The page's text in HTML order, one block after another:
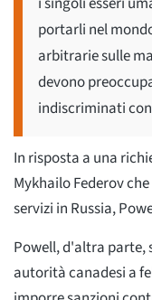
portarli nel
arbitrarie sulle
devono
indiscriminati
In risposta a una
Mykhailo Federov
servizi in Russia,
Powell, d'altra parte,
autorità canadesi a